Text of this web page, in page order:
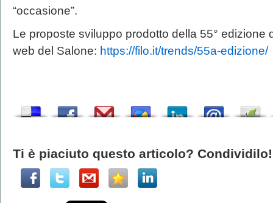
“occasione”.
Le proposte sviluppo prodotto della 55° edizione
web del Salone: https://filo.it/trends/55a-edizione/
Ti è piaciuto questo articolo? Condividilo!